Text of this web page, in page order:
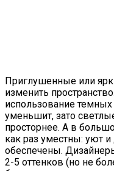
Приглушенные или
изменить
использование
уменьшит, зато
просторнее. А в
как раз уместны: уют
обеспечены.
2-5 оттенков (но не